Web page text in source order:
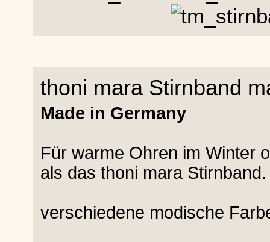
thoni mara Stirnband
Made in Germany
Für warme Ohren im Winter
als das thoni mara Stirnband.
verschiedene modische